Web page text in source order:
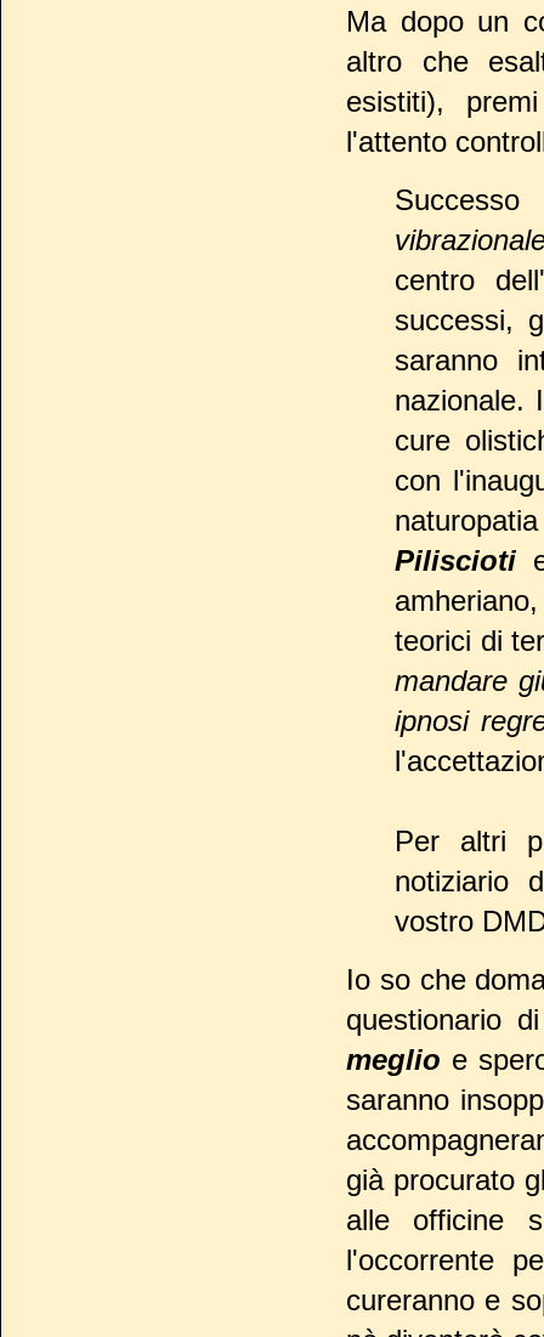
Ma dopo un
altro che
esistiti),
l'attento
centro
successi,
saranno
nazionale.
cure
con
Piliscioti
teorici di
mandare
ipnosi
Per altri
notiziario
vostro
Io so che
questionario
meglio e
saranno
già procurato
alle officine
l'occorrente
cureranno e